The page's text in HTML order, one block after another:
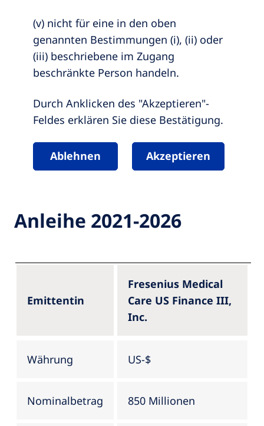
(v) nicht für eine in den oben
genannten Bestimmungen (i), (ii) oder
(iii) beschriebene im Zugang
beschränkte Person handeln.
Durch Anklicken des "Akzeptieren"-
Feldes erklären Sie diese Bestätigung.
Ablehnen Akzeptieren
Anleihe 2021-2026
Emittentin
Fresenius Medical
Care US Finance III,
Inc.
Währung US-$
Nominalbetrag 850 Millionen